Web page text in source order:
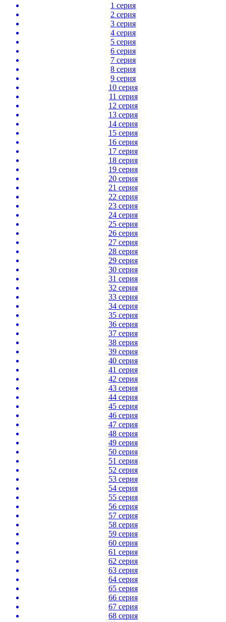
1 серия
2 серия
3 серия
4 серия
5 серия
6 серия
7 серия
8 серия
9 серия
10 серия
11 серия
12 серия
13 серия
14 серия
15 серия
16 серия
17 серия
18 серия
19 серия
20 серия
21 серия
22 серия
23 серия
24 серия
25 серия
26 серия
27 серия
28 серия
29 серия
30 серия
31 серия
32 серия
33 серия
34 серия
35 серия
36 серия
37 серия
38 серия
39 серия
40 серия
41 серия
42 серия
43 серия
44 серия
45 серия
46 серия
47 серия
48 серия
49 серия
50 серия
51 серия
52 серия
53 серия
54 серия
55 серия
56 серия
57 серия
58 серия
59 серия
60 серия
61 серия
62 серия
63 серия
64 серия
65 серия
66 серия
67 серия
68 серия